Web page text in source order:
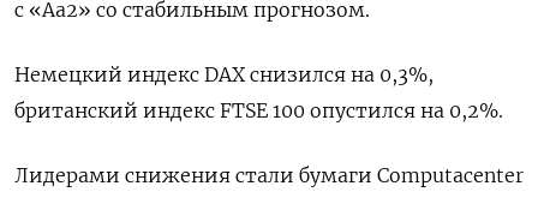
с «Aa2» со стабильным прогнозом.
Немецкий индекс DAX снизился на 0,3%,
британский индекс FTSE 100 опустился на 0,2%.
Лидерами снижения стали бумаги Computacenter